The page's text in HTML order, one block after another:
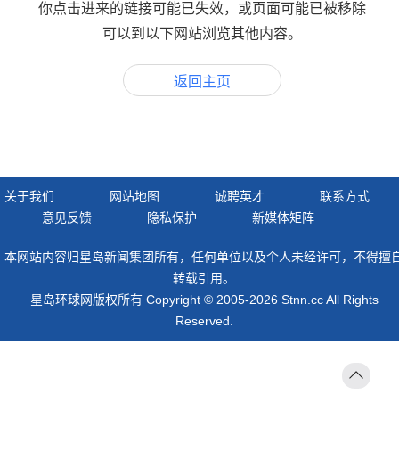
你点击进来的链接可能已失效，或页面可能已被移除
可以到以下网站浏览其他内容。
返回主页
关于我们 网站地图 诚聘英才
联系方式
意见反馈
隐私保护 新媒体矩阵
本网站内容归星岛新闻集团所有，任何单位以及个人未经许可，不得擅
转载引用。
星岛环球网版权所有 Copyright © 2005-2026 Stnn.cc All Rights
Reserved.